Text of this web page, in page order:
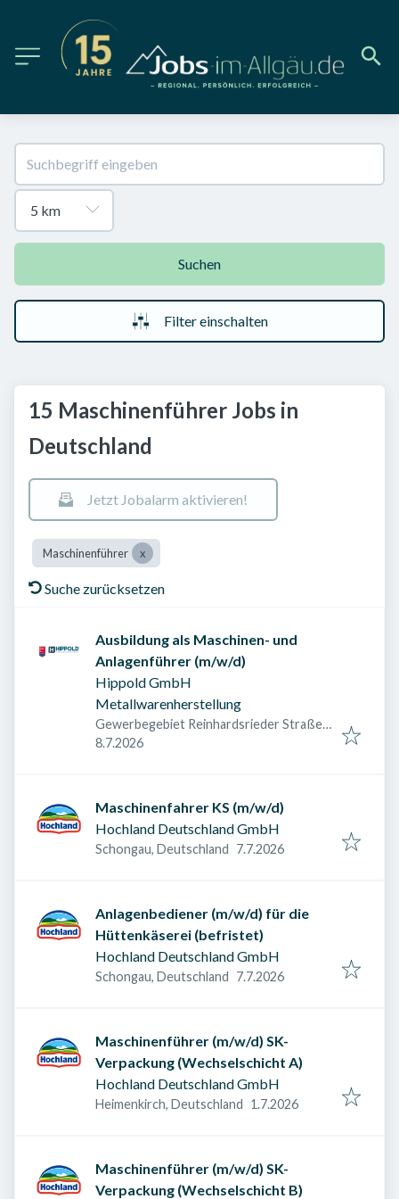
Suchen
Filter einschalten
15 Maschinenführer Jobs in
Deutschland
Jetzt Jobalarm aktivieren!
Maschinenführer
Suche zurücksetzen
Ausbildung als Maschinen- und
Anlagenführer (m/w/d)
Hippold GmbH
Metallwarenherstellung
Gewerbegebiet Reinhardsrieder Straße,
Reinhardsrieder Str. 5, 87647 Kraftisried,
Veröffentlicht am
8.7.2026
Maschinenfahrer KS (m/w/d)
Hochland Deutschland GmbH
Schongau, Deutschland Veröffentlicht am
7.7.2026
Anlagenbediener (m/w/d) für die
Hüttenkäserei (befristet)
Hochland Deutschland GmbH
Schongau, Deutschland Veröffentlicht am
7.7.2026
Maschinenführer (m/w/d) SK-
Verpackung (Wechselschicht A)
Hochland Deutschland GmbH
Heimenkirch, Deutschland Veröffentlicht am:
1.7.2026
Maschinenführer (m/w/d) SK-
Verpackung (Wechselschicht B)